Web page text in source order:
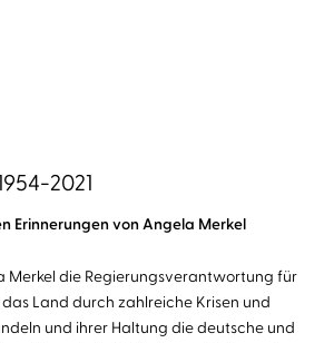
2021
Erinnerungen von Angela Merkel
Merkel die Regierungsverantwortung für
Land durch zahlreiche Krisen und
und ihrer Haltung die deutsche und